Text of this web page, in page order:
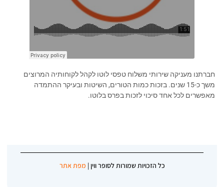
חברתנו מעניקה שירותי משלוח טפסי לוטו לקהל לקוחותיה המרוצים
משך כ-15 שנים. בזכות כמות הטורים, השיטות ובעיקר ההתמדה
מאפשרים לכל אחד סיכוי לזכות בפרס בלוטו.
כל הזכויות שמורות לסופר ווין | מפת אתר